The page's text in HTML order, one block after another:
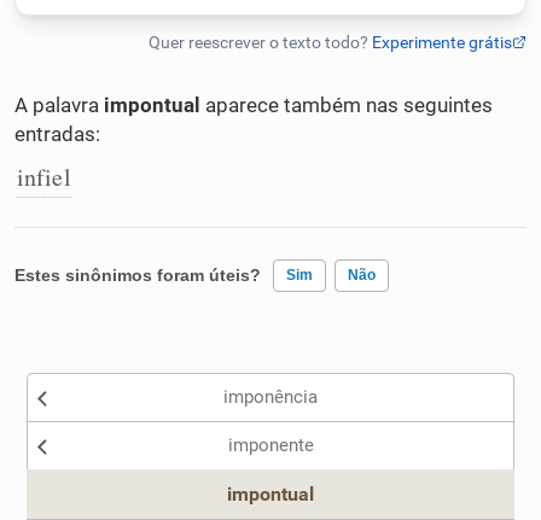
Humanizador de IA
Conexões
Dicionário
A palavra impontual aparece também nas seguintes
entradas:
infiel
Estes sinônimos foram úteis? Sim Não
Nenhum dos sinônimos apresentados me ajudou
imponência
imponente
impontual